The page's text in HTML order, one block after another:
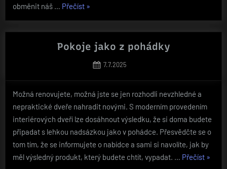
obměnit náš … Přečíst„Trendy
praktické
užití“
»
Pokoje jako z pohádky
Posted
7.7.2025
Možná renovujete, možná jste se jen rozhodli nevzhledné a
nepraktické dveře nahradit novými. S moderním provedením
interiérových dveří lze dosáhnout výsledku, že si doma budete
připadat s lehkou nadsázkou jako v pohádce. Přesvědčte se o
tom tím, že se informujete o nabídce a sami si navolíte, jak by
měl výsledný produkt, který budete chtít, vypadat. … Přečíst »